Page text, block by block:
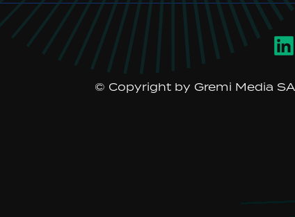
© Copyright by Gremi Media SA